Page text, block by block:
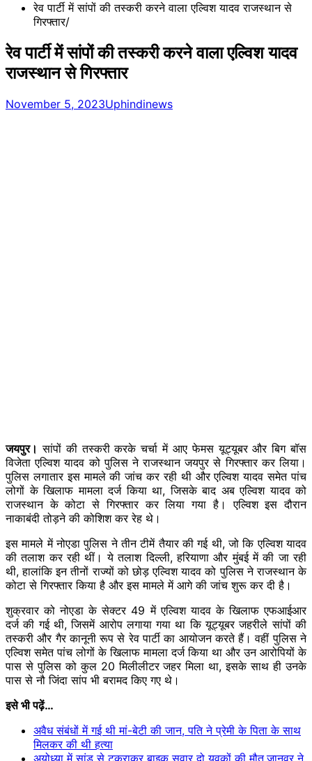
रेव पार्टी में सांपों की तस्करी करने वाला एल्विश यादव राजस्थान से
गिरफ्तार
रेव पार्टी में सांपों की तस्करी करने वाला एल्विश यादव
राजस्थान से गिरफ्तार
November 5, 2023Uphindinews
जयपुर। सांपों की तस्करी करके चर्चा में आए फेमस यूट्यूबर और बिग बॉस
विजेता एल्विश यादव को पुलिस ने राजस्थान जयपुर से गिरफ्तार कर लिया।
पुलिस लगातार इस मामले की जांच कर रही थी और एल्विश यादव समेत पांच
लोगों के खिलाफ मामला दर्ज किया था, जिसके बाद अब एल्विश यादव को
राजस्थान के कोटा से गिरफ्तार कर लिया गया है। एल्विश इस दौरान
नाकाबंदी तोड़ने की कोशिश कर रेह थे।
इस मामले में नोएडा पुलिस ने तीन टीमें तैयार की गई थी, जो कि एल्विश यादव
की तलाश कर रही थीं। ये तलाश दिल्ली, हरियाणा और मुंबई में की जा रही
थी, हालांकि इन तीनों राज्यों को छोड़ एल्विश यादव को पुलिस ने राजस्थान के
कोटा से गिरफ्तार किया है और इस मामले में आगे की जांच शुरू कर दी है।
शुक्रवार को नोएडा के सेक्टर 49 में एल्विश यादव के खिलाफ एफआईआर
दर्ज की गई थी, जिसमें आरोप लगाया गया था कि यूट्यूबर जहरीले सांपों की
तस्करी और गैर कानूनी रूप से रेव पार्टी का आयोजन करते हैं। वहीं पुलिस ने
एल्विश समेत पांच लोगों के खिलाफ मामला दर्ज किया था और उन आरोपियों के
पास से पुलिस को कुल 20 मिलीलीटर जहर मिला था, इसके साथ ही उनके
पास से नौ जिंदा सांप भी बरामद किए गए थे।
इसे भी पढ़ें…
अवैध संबंधों में गई थी मां-बेटी की जान, पति ने प्रेमी के पिता के साथ
मिलकर की थी हत्या
अयोध्या में सांड़ से टकराकर बाइक सवार दो युवकों की मौत,जानवर ने